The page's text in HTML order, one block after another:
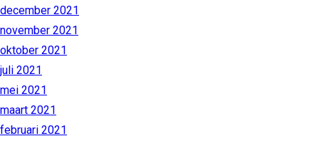
december 2021
november 2021
oktober 2021
juli 2021
mei 2021
maart 2021
februari 2021